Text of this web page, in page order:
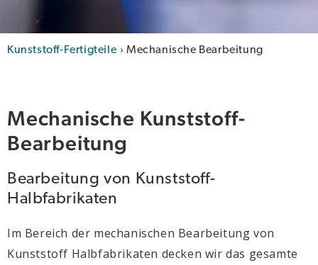
Kunststoff-Fertigteile ›Mechanische Bearbeitung
Mechanische Kunststoff-
Bearbeitung
Bearbeitung von Kunststoff-
Halbfabrikaten
Im Bereich der mechanischen Bearbeitung von
Kunststoff Halbfabrikaten decken wir das gesamte